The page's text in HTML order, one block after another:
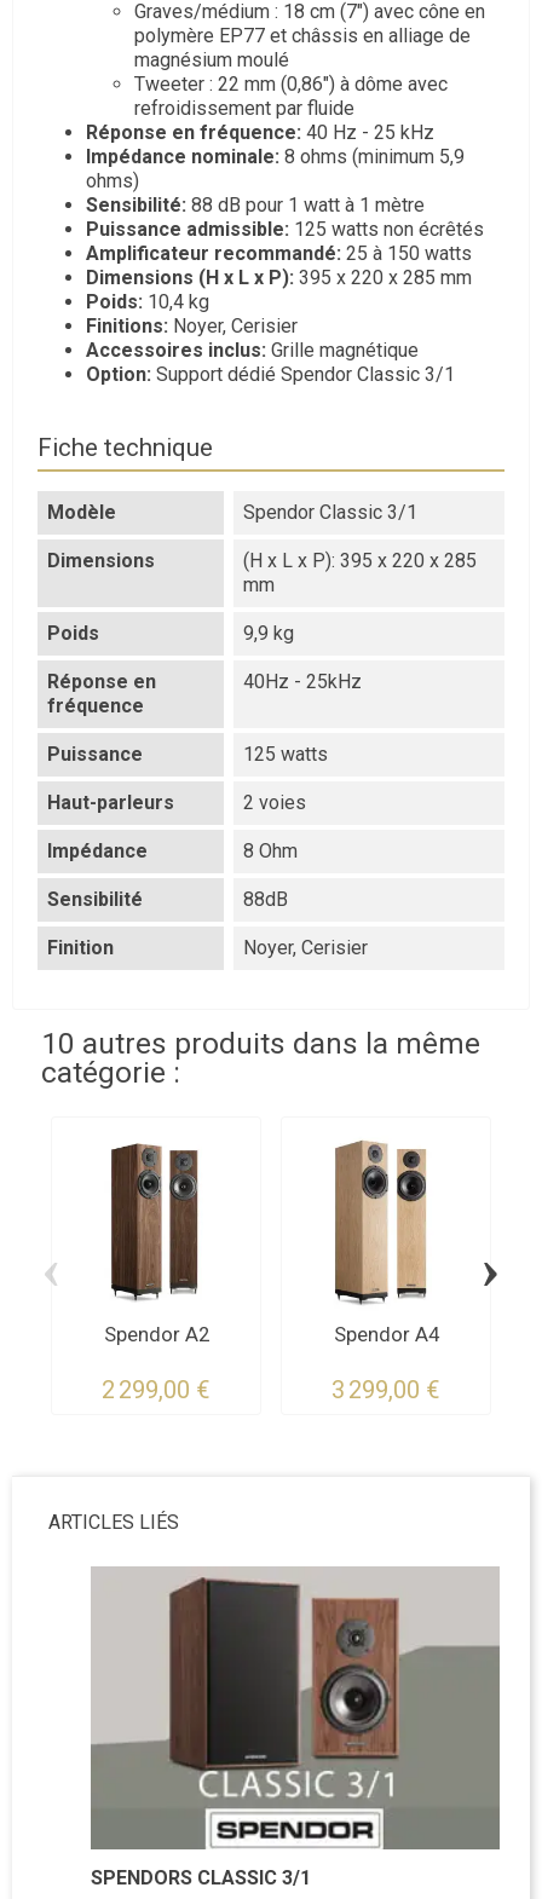
Graves/médium : 18 cm (7") avec cône en
polymère EP77 et châssis en alliage de
magnésium moulé
Tweeter : 22 mm (0,86") à dôme avec
refroidissement par fluide
Réponse en fréquence: 40 Hz - 25 kHz
Impédance nominale: 8 ohms (minimum 5,9
ohms)
Sensibilité: 88 dB pour 1 watt à 1 mètre
Puissance admissible: 125 watts non écrêtés
Amplificateur recommandé: 25 à 150 watts
Dimensions (H x L x P): 395 x 220 x 285 mm
Poids: 10,4 kg
Finitions: Noyer, Cerisier
Accessoires inclus: Grille magnétique
Option: Support dédié Spendor Classic 3/1
Fiche technique
Modèle Spendor Classic 3/1
Dimensions
(H x L x P): 395 x 220 x 285
mm
Poids 9,9 kg
Réponse en
fréquence
40Hz - 25kHz
Puissance 125 watts
Haut-parleurs 2 voies
Impédance 8 Ohm
Sensibilité 88dB
Finition Noyer, Cerisier
10 autres produits dans la même
catégorie :
Spendor A2
2 299,00 €
Spendor A4
3 299,00 €
‹ ›
ARTICLES LIÉS
SPENDORS CLASSIC 3/1